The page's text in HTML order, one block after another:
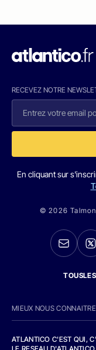
RECEVEZ NOTRE
En cliquant sur
© 2026
MIEUX NOUS CONNAITRE
ATLANTICO C'EST QUI,